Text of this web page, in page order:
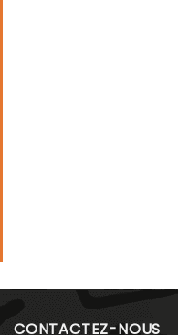
CONTACTEZ-NOUS